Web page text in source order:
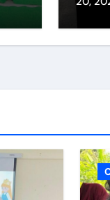
Kesehatan
Kelembagaan
Meningkat, PSN
Hamil, Manfaatnya
VS PSN 3M+